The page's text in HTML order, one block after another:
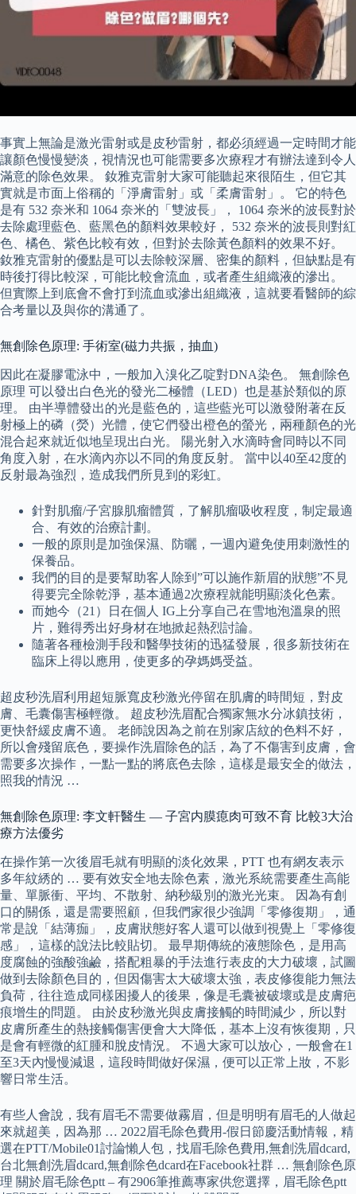
事實上無論是激光雷射或是皮秒雷射，都必須經過一定時間才能
讓顏色慢慢變淡，視情況也可能需要多次療程才有辦法達到令人
滿意的除色效果。 釹雅克雷射大家可能聽起來很陌生，但它其
實就是市面上俗稱的「淨膚雷射」或「柔膚雷射」。 它的特色
是有 532 奈米和 1064 奈米的「雙波長」， 1064 奈米的波長對於
去除處理藍色、藍黑色的顏料效果較好， 532 奈米的波長則對紅
色、橘色、紫色比較有效，但對於去除黃色顏料的效果不好。
釹雅克雷射的優點是可以去除較深層、密集的顏料，但缺點是有
時後打得比較深，可能比較會流血，或者產生組織液的滲出。
但實際上到底會不會打到流血或滲出組織液，這就要看醫師的綜
合考量以及與你的溝通了。
無創除色原理: 手術室(磁力共振，抽血)
因此在凝膠電泳中，一般加入溴化乙啶對DNA染色。 無創除色
原理 可以發出白色光的發光二極體（LED）也是基於類似的原
理。 由半導體發出的光是藍色的，這些藍光可以激發附著在反
射極上的磷（熒）光體，使它們發出橙色的螢光，兩種顏色的光
混合起來就近似地呈現出白光。 陽光射入水滴時會同時以不同
角度入射，在水滴內亦以不同的角度反射。 當中以40至42度的
反射最為強烈，造成我們所見到的彩虹。
針對肌瘤/子宮腺肌瘤體質，了解肌瘤吸收程度，制定最適
合、有效的治療計劃。
一般的原則是加強保濕、防曬，一週內避免使用刺激性的
保養品。
我們的目的是要幫助客人除到”可以施作新眉的狀態”不見
得要完全除乾淨，基本通過2次療程就能明顯淡化色素。
而她今（21）日在個人 IG上分享自己在雪地泡溫泉的照
片，難得秀出好身材在地掀起熱烈討論。
隨著各種檢測手段和醫學技術的迅猛發展，很多新技術在
臨床上得以應用，使更多的孕媽媽受益。
超皮秒洗眉利用超短脈寬皮秒激光停留在肌膚的時間短，對皮
膚、毛囊傷害極輕微。 超皮秒洗眉配合獨家無水分冰鎮技術，
更快舒緩皮膚不適。 老師說因為之前在別家店紋的色料不好，
所以會殘留底色，要操作洗眉除色的話，為了不傷害到皮膚，會
需要多次操作，一點一點的將底色去除，這樣是最安全的做法，
照我的情況 …
無創除色原理: 李文軒醫生 — 子宮内膜瘜肉可致不育 比較3大治
療方法優劣
在操作第一次後眉毛就有明顯的淡化效果，PTT 也有網友表示
多年紋綉的 … 要有效安全地去除色素，激光系統需要產生高能
量、單脈衝、平均、不散射、納秒級別的激光光束。 因為有創
口的關係，還是需要照顧，但我們家很少強調「零修復期」，通
常是說「結薄痂」，皮膚狀態好客人還可以做到視覺上「零修復
感」，這樣的說法比較貼切。 最早期傳統的液態除色，是用高
度腐蝕的強酸強鹼，搭配粗暴的手法進行表皮的大力破壞，試圖
做到去除顏色目的，但因傷害太大破壞太強，表皮修復能力無法
負荷，往往造成同樣困擾人的後果，像是毛囊被破壞或是皮膚疤
痕增生的問題。 由於皮秒激光與皮膚接觸的時間減少，所以對
皮膚所產生的熱接觸傷害便會大大降低，基本上沒有恢復期，只
是會有輕微的紅腫和脫皮情況。 不過大家可以放心，一般會在1
至3天內慢慢減退，這段時間做好保濕，便可以正常上妝，不影
響日常生活。
有些人會說，我有眉毛不需要做霧眉，但是明明有眉毛的人做起
來就超美，因為那 … 2022眉毛除色費用-假日節慶活動情報，精
選在PTT/Mobile01討論懶人包，找眉毛除色費用,無創洗眉dcard,
台北無創洗眉dcard,無創除色dcard在Facebook社群 … 無創除色原
理 關於眉毛除色ptt – 有2906筆推薦專家供您選擇，眉毛除色ptt